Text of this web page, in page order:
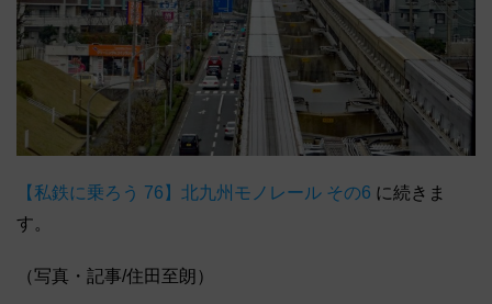
【私鉄に乗ろう 76】北九州モノレール その6 に続きま
す。
（写真・記事/住田至朗）